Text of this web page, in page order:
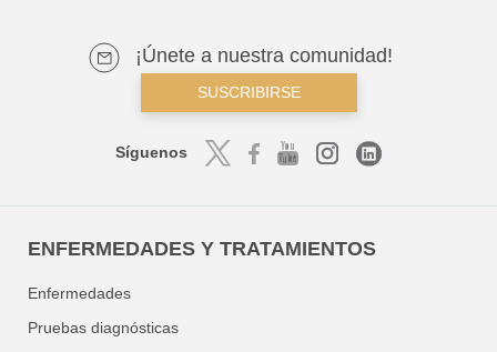
¡Únete a nuestra comunidad!
SUSCRIBIRSE
Síguenos
ENFERMEDADES Y TRATAMIENTOS
Enfermedades
Pruebas diagnósticas